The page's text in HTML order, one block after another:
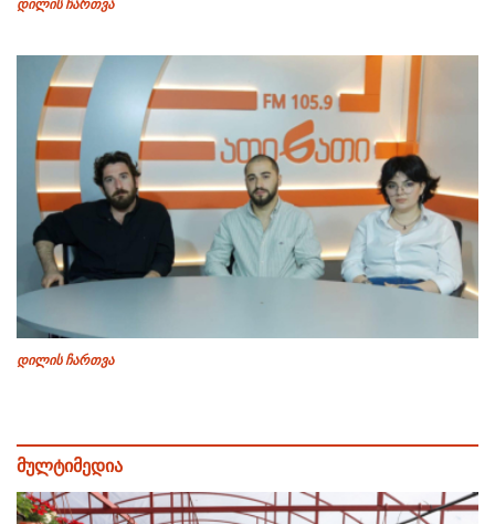
დილის ჩართვა
დილის ჩართვა
მულტიმედია